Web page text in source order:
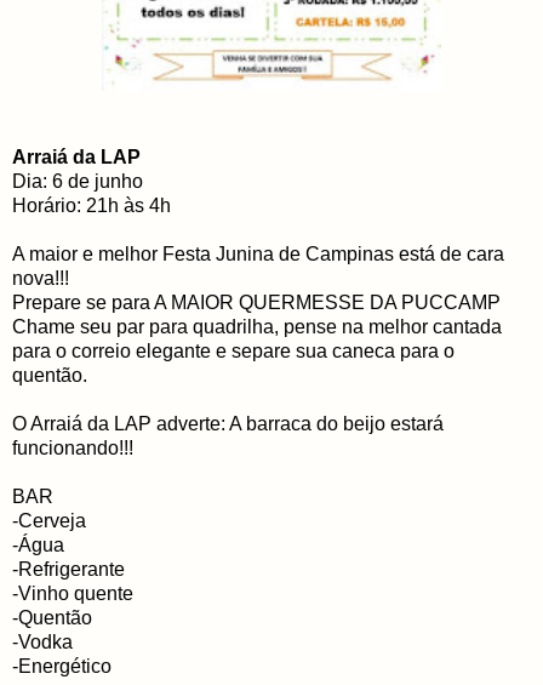
Arraiá da LAP
Dia: 6 de junho
Horário: 21h às 4h
A maior e melhor Festa Junina de Campinas está de cara
nova!!!
Prepare se para A MAIOR QUERMESSE DA PUCCAMP
Chame seu par para quadrilha, pense na melhor cantada
para o correio elegante e separe sua caneca para o
quentão.
O Arraiá da LAP adverte: A barraca do beijo estará
funcionando!!!
BAR
-Cerveja
-Água
-Refrigerante
-Vinho quente
-Quentão
-Vodka
-Energético